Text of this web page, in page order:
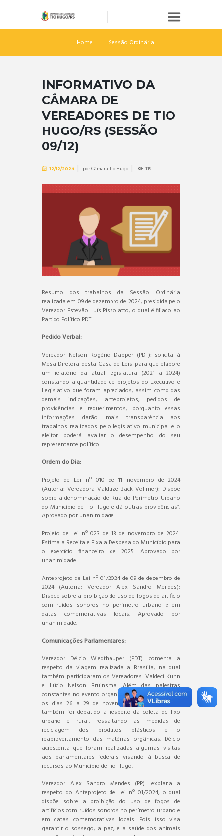
Home Sessão Ordinária
INFORMATIVO DA
CÂMARA DE
VEREADORES DE TIO
HUGO/RS (SESSÃO
09/12)
12/12/2024 porCâmara Tio Hugo 119
Resumo dos trabalhos da Sessão Ordinária
realizada em 09 de dezembro de 2024, presidida pelo
Vereador Estevão Luís Pissolatto, o qual é filiado ao
Partido Político PDT.
Pedido Verbal:
Vereador Nelson Rogério Dapper (PDT): solicita à
Mesa Diretora desta Casa de Leis para que elabore
um relatório da atual legislatura (2021 a 2024)
constando a quantidade de projetos do Executivo e
Legislativo que foram apreciados, assim como das
demais indicações, anteprojetos, pedidos de
providências e requerimentos, porquanto essas
informações darão mais transparência aos
trabalhos realizados pelo legislativo municipal e o
eleitor poderá avaliar o desempenho do seu
representante político.
Ordem do Dia:
Projeto de Lei nº 010 de 11 novembro de 2024
(Autoria: Vereadora Valduze Back Vollmer): Dispõe
sobre a denominação de Rua do Perímetro Urbano
do Município de Tio Hugo e dá outras providências”.
Aprovado por unanimidade.
Projeto de Lei nº 023 de 13 de novembro de 2024:
Estima a Receita e Fixa a Despesa do Município para
o exercício financeiro de 2025. Aprovado por
unanimidade.
Anteprojeto de Lei nº 01/2024 de 09 de dezembro de
2024 (Autoria: Vereador Alex Sandro Mendes):
Dispõe sobre a proibição do uso de fogos de artificio
com ruídos sonoros no perímetro urbano e em
datas comemorativas locais. Aprovado por
unanimidade.
Comunicações Parlamentares:
Vereador Délcio Wiedthauper (PDT): comenta a
respeito da viagem realizada a Brasília, na qual
também participaram os Vereadores: Valdeci Kuhn
e Lúcio Nelson Bruinsma. Além das palestras
constantes no evento organizado pela UVB durante
os dias 26 a 29 de novembro do corrente ano,
também foi debatido a respeito da coleta do lixo
urbano e rural, ressaltando as medidas de
reciclagem dos produtos plásticos e o
reaproveitamento das matérias orgânicas. Délcio
acrescenta que foram realizadas algumas visitas
aos parlamentares federais visando à busca de
recursos ao Município de Tio Hugo.
Vereador Alex Sandro Mendes (PP): explana a
respeito do Anteprojeto de Lei nº 01/2024, o qual
dispõe sobre a proibição do uso de fogos de
artifícios com ruídos sonoros no perímetro urbano e
em datas comemorativas locais. Pois isso visa
garantir o sossego, a paz, e a saúde dos animais